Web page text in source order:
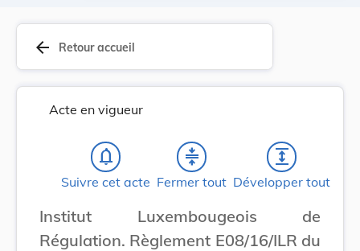
arrow_back Retour accueil
Acte en vigueur
notifications_none
Suivre cet acte
compress
Fermer tout
expand
Développer tout
Institut Luxembougeois de
Régulation. Règlement E08/16/ILR du